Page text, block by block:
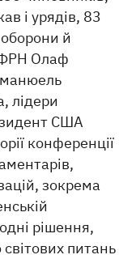
і урядів, 83
й
ФРН Олаф
лідери
США
конференції
зокрема
рішення,
питань